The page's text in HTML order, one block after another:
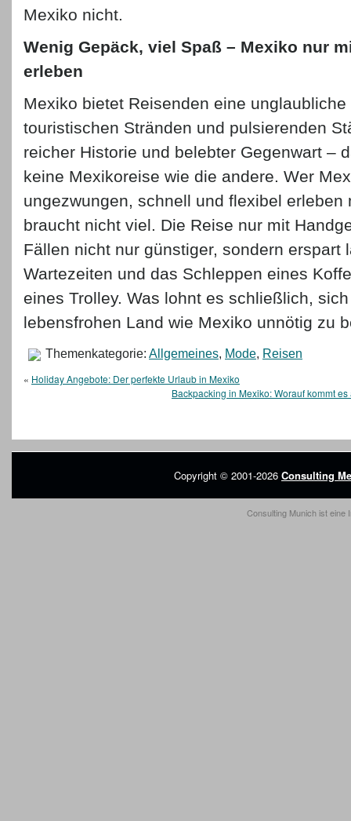
Mexiko nicht.
Wenig Gepäck, viel Spaß – Mexiko nur
erleben
Mexiko bietet Reisenden eine
touristischen Stränden und pulsierenden
reicher Historie und belebter Gegenwart –
keine Mexikoreise wie die andere. Wer
ungezwungen, schnell und flexibel erleben
braucht nicht viel. Die Reise nur mit
Fällen nicht nur günstiger, sondern erspart
Wartezeiten und das Schleppen eines
eines Trolley. Was lohnt es schließlich,
lebensfrohen Land wie Mexiko unnötig zu
Themenkategorie: Allgemeines, Mode, Reisen
« Holiday Angebote: Der perfekte Urlaub in Mexiko
Backpacking in Mexiko: Worauf kommt
Copyright © 2001-2026 Consulting
Consulting Munich ist eine